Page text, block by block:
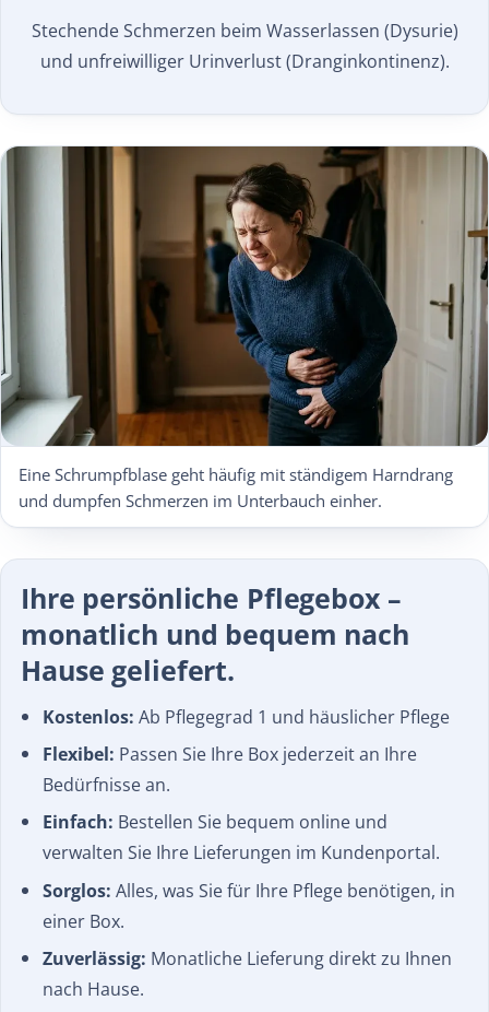
Stechende Schmerzen beim Wasserlassen (Dysurie)
und unfreiwilliger Urinverlust (Dranginkontinenz).
Eine Schrumpfblase geht häufig mit ständigem Harndrang
und dumpfen Schmerzen im Unterbauch einher.
Ihre persönliche Pflegebox –
monatlich und bequem nach
Hause geliefert.
Kostenlos: Ab Pflegegrad 1 und häuslicher Pflege
Flexibel: Passen Sie Ihre Box jederzeit an Ihre
Bedürfnisse an.
Einfach: Bestellen Sie bequem online und
verwalten Sie Ihre Lieferungen im Kundenportal.
Sorglos: Alles, was Sie für Ihre Pflege benötigen, in
einer Box.
Zuverlässig: Monatliche Lieferung direkt zu Ihnen
nach Hause.